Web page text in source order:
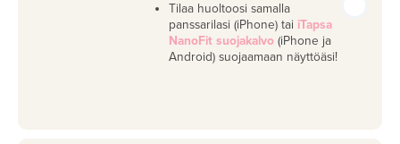
Tilaa huoltoosi samalla
panssarilasi (iPhone) tai iTapsa
NanoFit suojakalvo (iPhone ja
Android) suojaamaan näyttöäsi!